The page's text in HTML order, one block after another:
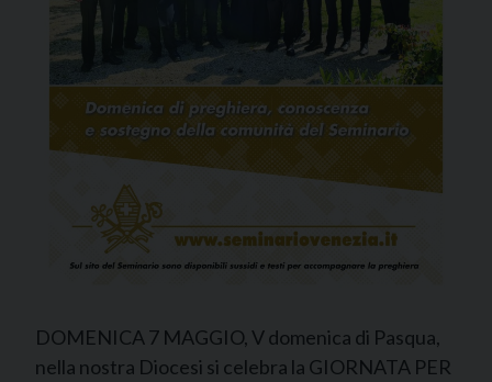
DOMENICA 7 MAGGIO, V domenica di Pasqua,
nella nostra Diocesi si celebra la GIORNATA PER